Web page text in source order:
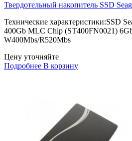
Твердотельный накопитель SSD
Технические характеристики:SSD
400Gb MLC Chip (ST400FN0021)
W400Mbs/R520Mbs
Цену уточняйте
Подробнее В корзину